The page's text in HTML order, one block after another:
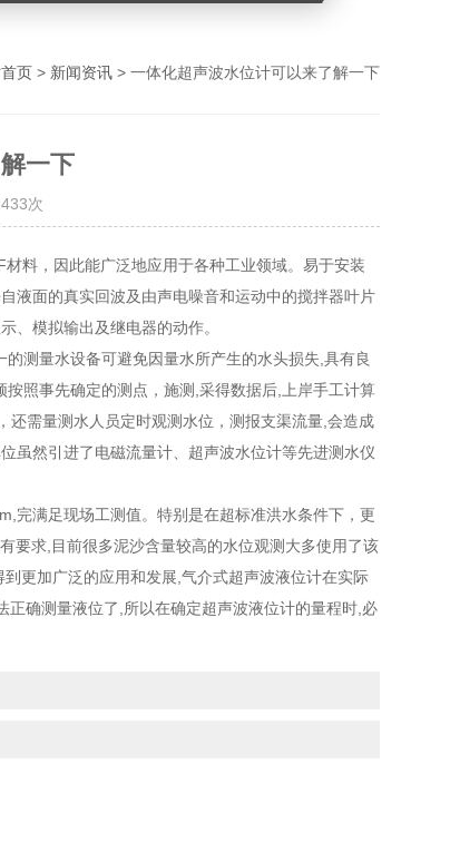
页 > 新闻资讯 > 一体化超声波水位计可以来了解一下
一下
次
料，因此能广泛地应用于各种工业领域。易于安装
液面的真实回波及由声电噪音和运动中的搅拌器叶片
、模拟输出及继电器的动作。
测量水设备可避免因量水所产生的水头损失,具有良
照事先确定的测点，施测,采得数据后,上岸手工计算
还需量测水人员定时观测水位，测报支渠流量,会造成
虽然引进了电磁流量计、超声波水位计等先进测水仪
完满足现场工测值。特别是在超标准洪水条件下，更
要求,目前很多泥沙含量较高的水位观测大多使用了该
更加广泛的应用和发展,气介式超声波液位计在实际
确测量液位了,所以在确定超声波液位计的量程时,必